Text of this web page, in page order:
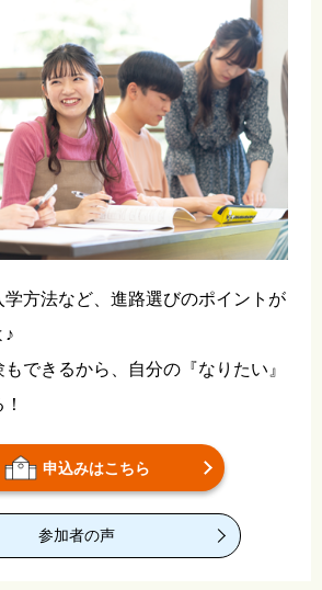
方法など、進路選びのポイントが
♪
できるから、自分の『なりたい』
申込みはこちら
参加者の声